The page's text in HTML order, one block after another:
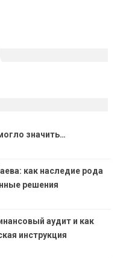
значить…
как наследие рода
решения
аудит и как
инструкция